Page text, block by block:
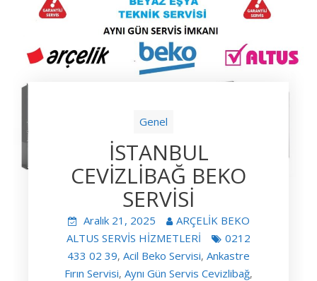
Genel
İSTANBUL
CEVİZLİBAĞ BEKO
SERVİSİ
Aralık 21, 2025
ARÇELİK BEKO
ALTUS SERVİS HİZMETLERİ
0212
433 02 39, Acil Beko Servisi, Ankastre
Fırın Servisi, Aynı Gün Servis Cevizlibağ,